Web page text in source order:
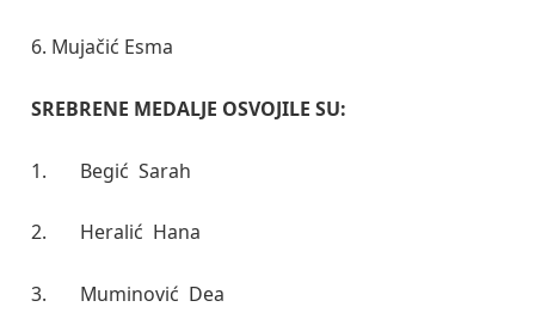
6. Mujačić Esma
SREBRENE MEDALJE OSVOJILE SU:
1. Begić Sarah
2. Heralić Hana
3. Muminović Dea